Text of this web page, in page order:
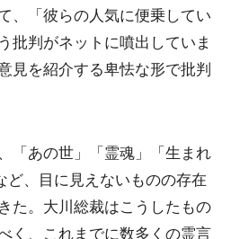
、「彼らの人気に便乗してい
批判がネットに噴出していま
見を紹介する卑怯な形で批判
「あの世」「霊魂」「生まれ
ど、目に見えないものの存在
た。大川総裁はこうしたもの
く、これまでに数多くの霊言